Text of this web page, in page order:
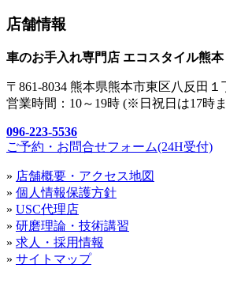
店舗情報
車のお手入れ専門店 エコスタイル熊本
〒861-8034 熊本県熊本市東区八反田１
営業時間：10～19時 (※日祝日は17時
096-223-5536
ご予約・お問合せフォーム(24H受付)
» 店舗概要・アクセス地図
» 個人情報保護方針
» USC代理店
» 研磨理論・技術講習
» 求人・採用情報
» サイトマップ